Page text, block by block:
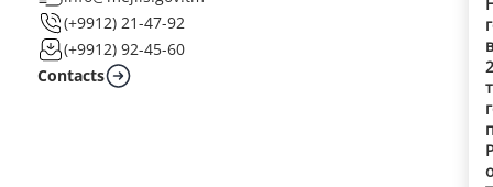
(+9912) 21-47-92
(+9912) 92-45-60
Contacts